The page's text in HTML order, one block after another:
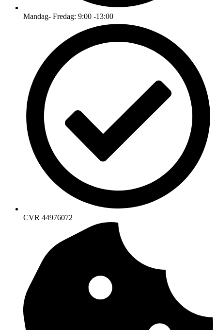
Mandag- Fredag: 9:00 -13:00
CVR 44976072